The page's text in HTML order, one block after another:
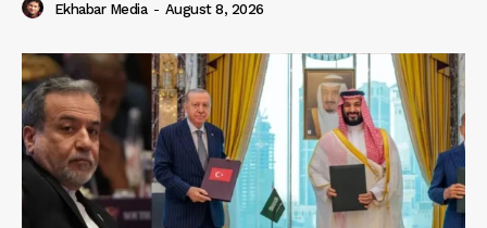
Ekhabar Media - August 8, 2026